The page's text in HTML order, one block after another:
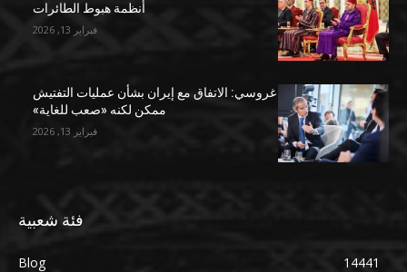
أنظمة هبوط الطائرات
فبراير 13, 2026
غروسي: الاتفاق مع إيران بشأن عمليات التفتيش
ممكن لكنه «صعب للغاية»
فبراير 13, 2026
فئة شعبية
Blog
14441